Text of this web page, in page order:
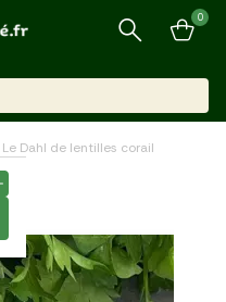
0
Le Dahl de lentilles corail